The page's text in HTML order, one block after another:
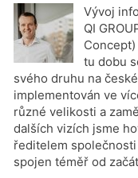
Vývoj
QI
tu dobu
svého druhu na
implementován ve
různé velikosti a
dalších vizích jsme
ředitelem
spojen téměř od